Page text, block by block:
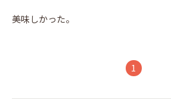
美味しかった。
1